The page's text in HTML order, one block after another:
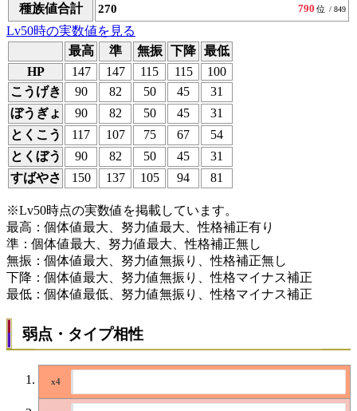
種族値合計 270 790 位 / 849
Lv50時の実数値を見る
最高
準 無振 下降 最低
HP
147 147 115 115
100
こうげき
90 82 50 45
31
ぼうぎょ
90 82 50 45
31
とくこう
117 107 75 67
54
とくぼう
90 82 50 45
31
すばやさ
150 137 105 94 81
※Lv50時点の実数値を掲載しています。
最高：個体値最大、努力値最大、性格補正有り
準：個体値最大、努力値最大、性格補正無し
無振：個体値最大、努力値無振り、性格補正無し
下降：個体値最大、努力値無振り、性格マイナス補正
最低：個体値最低、努力値無振り、性格マイナス補正
弱点・タイプ相性